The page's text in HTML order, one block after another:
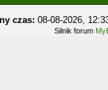
czas: 08-08-2026,
Silnik forum